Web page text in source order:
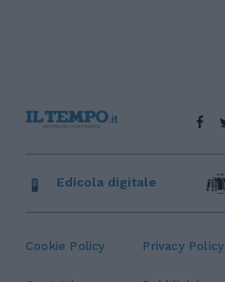
Cookie Policy Privacy Policy
Edicola digitale